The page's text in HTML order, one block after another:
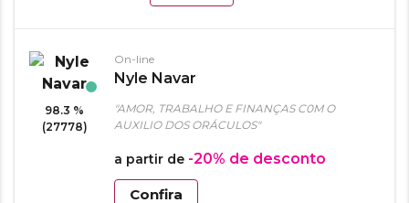
98.3 %
(27778)
On-line
Nyle Navar
"AMOR, TRABALHO E FINANÇAS C0M O
AUXILIO DOS ORÁCULOS"
a partir de -20% de desconto
Confira